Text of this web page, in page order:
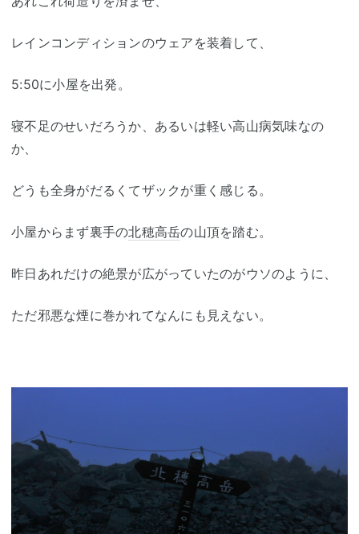
レインコンディションのウェアを装着して、
5:50に小屋を出発。
寝不足のせいだろうか、あるいは軽い高山病気味なの
か、
どうも全身がだるくてザックが重く感じる。
小屋からまず裏手の北穂高岳の山頂を踏む。
昨日あれだけの絶景が広がっていたのがウソのように、
ただ邪悪な煙に巻かれてなんにも見えない。